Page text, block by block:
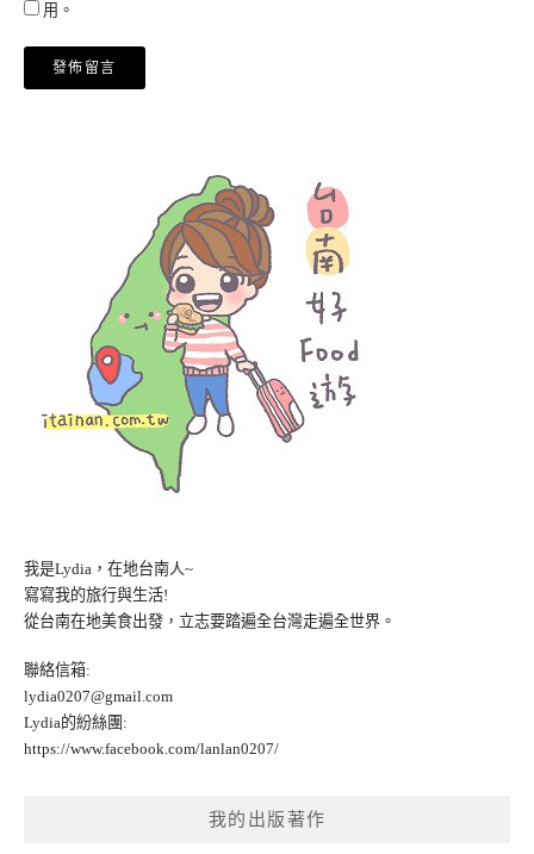
用。
我是Lydia，在地台南人~
寫寫我的旅行與生活!
從台南在地美食出發，立志要踏遍全台灣走遍全世界。
聯絡信箱:
lydia0207@gmail.com
Lydia的紛絲團:
https://www.facebook.com/lanlan0207/
我的出版著作